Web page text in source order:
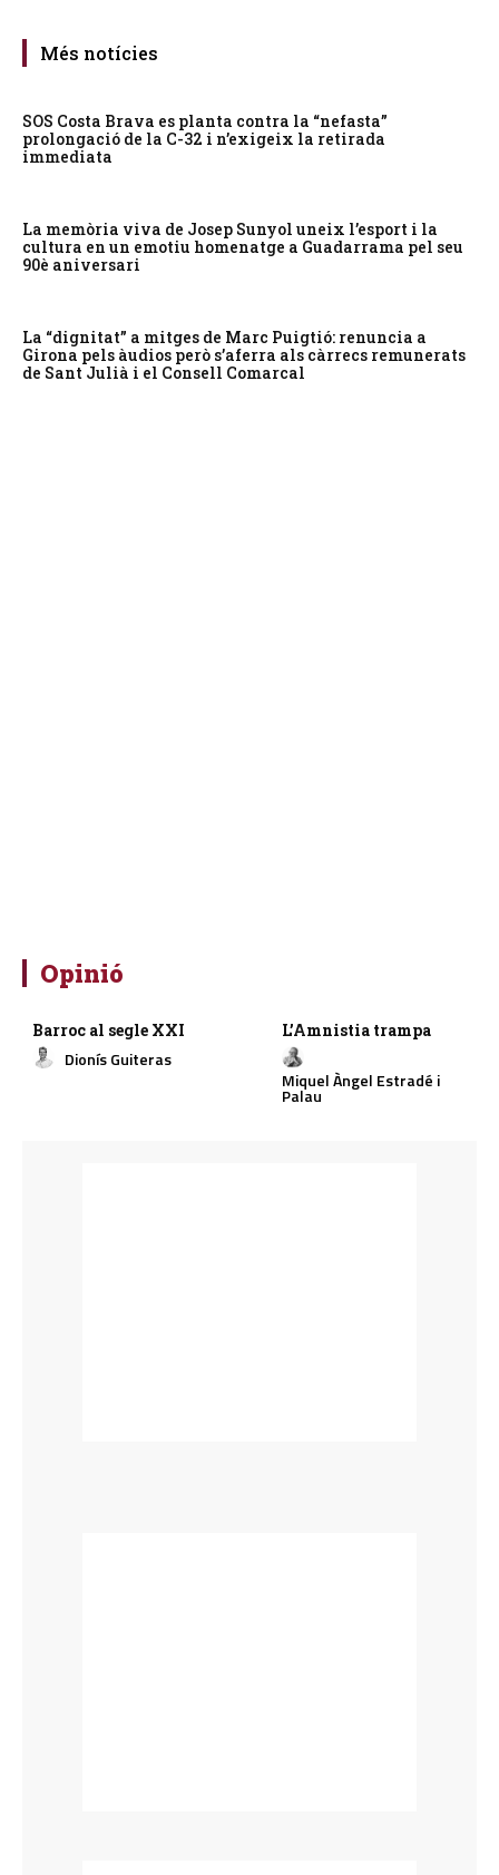
Més notícies
SOS Costa Brava es planta contra la “nefasta”
prolongació de la C-32 i n’exigeix la retirada
immediata
La memòria viva de Josep Sunyol uneix l’esport i la
cultura en un emotiu homenatge a Guadarrama pel seu
90è aniversari
La “dignitat” a mitges de Marc Puigtió: renuncia a
Girona pels àudios però s’aferra als càrrecs remunerats
de Sant Julià i el Consell Comarcal
Opinió
Barroc al segle XXI
Dionís Guiteras
L’Amnistia trampa
Miquel Àngel Estradé i
Palau